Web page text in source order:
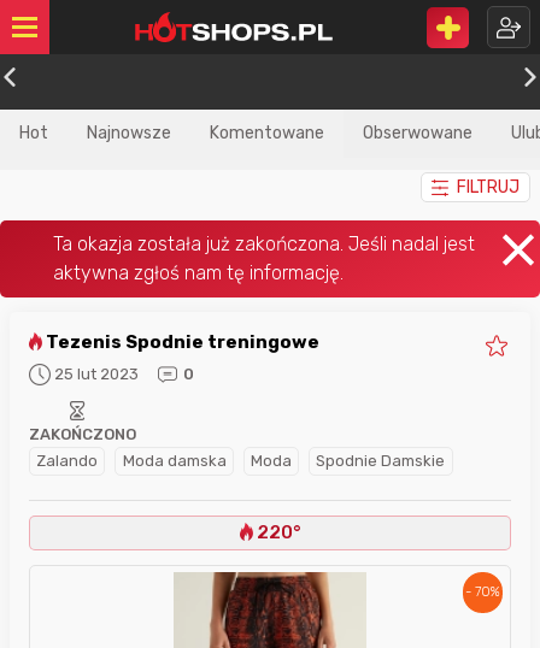
Hot Najnowsze Komentowane Obserwowane
FILTRUJ
Tezenis Spodnie treningowe
25 lut 2023 0
Zalando Moda damska Moda Spodnie Damskie
ZAKOŃCZONO
220°
- 70%